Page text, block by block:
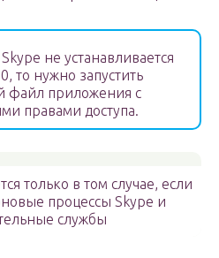
не устанавливается
то нужно запустить
файл приложения с
правами доступа.
только в том случае, если
процессы Skype и
службы